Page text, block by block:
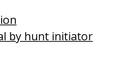
by hunt initiator